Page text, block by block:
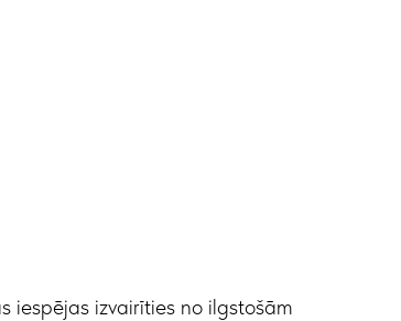
iespējas izvairīties no ilgstošām